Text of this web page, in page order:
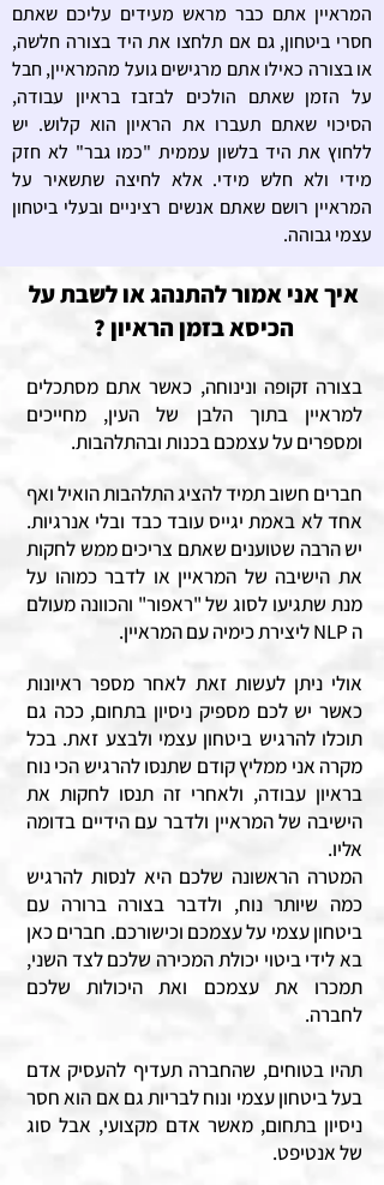
המראיין אתם כבר מראש מעידים עליכם שאתם
חסרי ביטחון, גם אם תלחצו את היד בצורה חלשה,
או בצורה כאילו אתם מרגישים גועל מהמראיין, חבל
על הזמן שאתם הולכים לבזבז בראיון עבודה,
הסיכוי שאתם תעברו את הראיון הוא קלוש. יש
ללחוץ את היד בלשון עממית "כמו גבר" לא חזק
מידי ולא חלש מידי. אלא לחיצה שתשאיר על
המראיין רושם שאתם אנשים רציניים ובעלי ביטחון
עצמי גבוהה.
איך אני אמור להתנהג או לשבת על
הכיסא בזמן הראיון ?
בצורה זקופה ונינוחה, כאשר אתם מסתכלים
למראיין בתוך הלבן של העין, מחייכים
ומספרים על עצמכם בכנות ובהתלהבות.
חברים חשוב תמיד להציג התלהבות הואיל ואף
אחד לא באמת יגייס עובד כבד ובלי אנרגיות.
יש הרבה שטוענים שאתם צריכים ממש לחקות
את הישיבה של המראיין או לדבר כמוהו על
מנת שתגיעו לסוג של "ראפור" והכוונה מעולם
ה NLP ליצירת כימיה עם המראיין.
אולי ניתן לעשות זאת לאחר מספר ראיונות
כאשר יש לכם מספיק ניסיון בתחום, ככה גם
תוכלו להרגיש ביטחון עצמי ולבצע זאת. בכל
מקרה אני ממליץ קודם שתנסו להרגיש הכי נוח
בראיון עבודה, ולאחרי זה תנסו לחקות את
הישיבה של המראיין ולדבר עם הידיים בדומה
אליו.
המטרה הראשונה שלכם היא לנסות להרגיש
כמה שיותר נוח, ולדבר בצורה ברורה עם
ביטחון עצמי על עצמכם וכישורכם. חברים כאן
בא לידי ביטוי יכולת המכירה שלכם לצד השני,
תמכרו את עצמכם ואת היכולות שלכם
לחברה.
תהיו בטוחים, שהחברה תעדיף להעסיק אדם
בעל ביטחון עצמי ונוח לבריות גם אם הוא חסר
ניסיון בתחום, מאשר אדם מקצועי, אבל סוג
של אנטיפט.